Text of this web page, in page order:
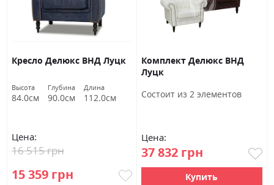
Кресло Делюкс ВНД Луцк
Высота
84.0см
Глубина
90.0см
Длина
112.0см
Цена:
15 359 грн
16 515 грн
Комплект Делюкс ВНД
Луцк
Состоит из 2 элементов
Цена:
37 832 грн
Купить